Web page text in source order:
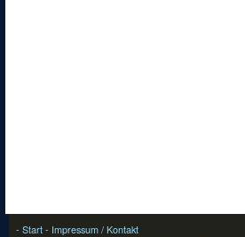
- Start - Impressum / Kontakt